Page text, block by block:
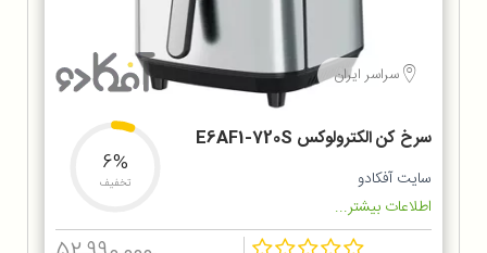
سراسر ایران
سرخ کن الکترولوکس E6AF1-720S
سایت آفکادو
اطلاعات بیشتر...
6%
تخفیف